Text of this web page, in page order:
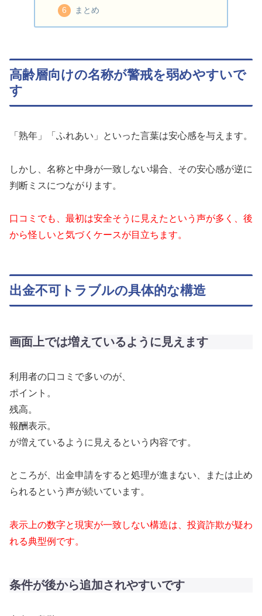
まとめ
高齢層向けの名称が警戒を弱めやすいで
す
「熟年」「ふれあい」といった言葉は安心感を与えます。
しかし、名称と中身が一致しない場合、その安心感が逆に
判断ミスにつながります。
口コミでも、最初は安全そうに見えたという声が多く、後
から怪しいと気づくケースが目立ちます。
出金不可トラブルの具体的な構造
画面上では増えているように見えます
利用者の口コミで多いのが、
ポイント。
残高。
報酬表示。
が増えているように見えるという内容です。
ところが、出金申請をすると処理が進まない、または止め
られるという声が続いています。
表示上の数字と現実が一致しない構造は、投資詐欺が疑わ
れる典型例です。
条件が後から追加されやすいです